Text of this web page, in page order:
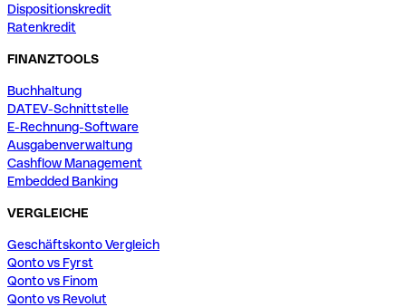
Dispositionskredit
Ratenkredit
FINANZTOOLS
Buchhaltung
DATEV-Schnittstelle
E-Rechnung-Software
Ausgabenverwaltung
Cashflow Management
Embedded Banking
VERGLEICHE
Geschäftskonto Vergleich
Qonto vs Fyrst
Qonto vs Finom
Qonto vs Revolut